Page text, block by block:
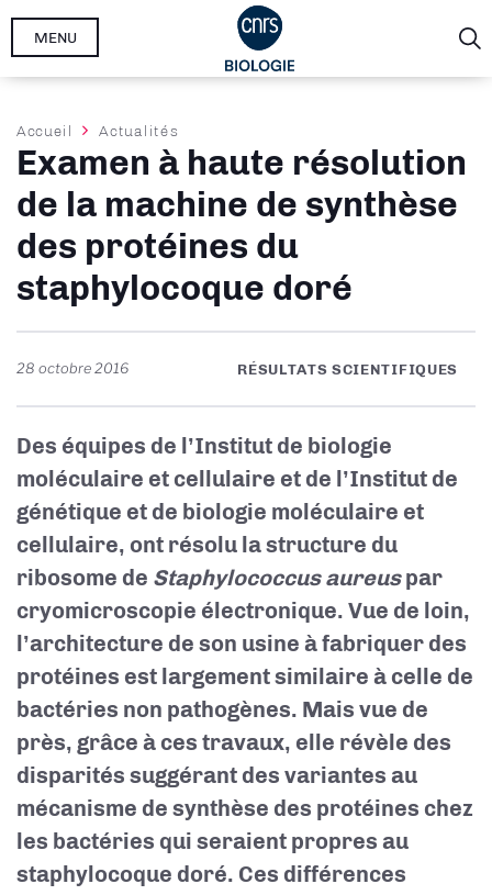
Aller
MENU
Fil
d'Ariane
Accueil Actualités
Examen à haute résolution
de la machine de synthèse
des protéines du
staphylocoque doré
28 octobre 2016 RÉSULTATS SCIENTIFIQUES
Des équipes de l’Institut de biologie
moléculaire et cellulaire et de l’Institut de
génétique et de biologie moléculaire et
cellulaire, ont résolu la structure du
ribosome de Staphylococcus aureuspar
cryomicroscopie électronique. Vue de loin,
l’architecture de son usine à fabriquer des
protéines est largement similaire à celle de
bactéries non pathogènes. Mais vue de
près, grâce à ces travaux, elle révèle des
disparités suggérant des variantes au
mécanisme de synthèse des protéines chez
les bactéries qui seraient propres au
staphylocoque doré. Ces différences